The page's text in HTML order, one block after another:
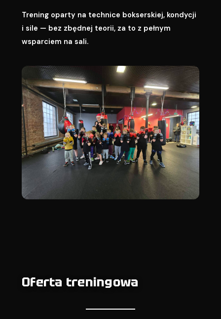
Trening oparty na technice bokserskiej, kondycji
i sile — bez zbędnej teorii, za to z pełnym
wsparciem na sali.
Oferta treningowa